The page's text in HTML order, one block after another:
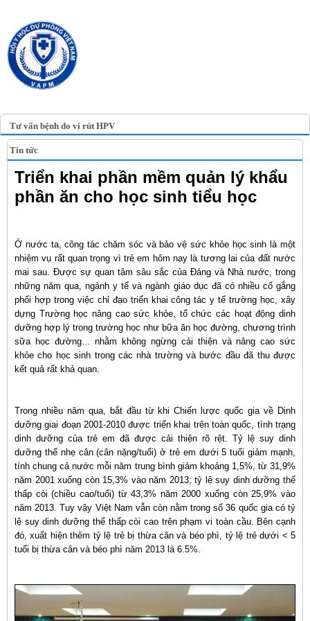
Tư vấn bệnh do vi rút HPV
Tin tức
Triển khai phần mềm quản lý khẩu
phần ăn cho học sinh tiểu học
Ở nước ta, công tác chăm sóc và bảo vệ sức khỏe học sinh là một
nhiệm vụ rất quan trọng vì trẻ em hôm nay là tương lai của đất nước
mai sau. Được sự quan tâm sâu sắc của Đảng và Nhà nước, trong
những năm qua, ngành y tế và ngành giáo dục đã có nhiều cố gắng
phối hợp trong việc chỉ đạo triển khai công tác y tế trường học, xây
dựng Trường học nâng cao sức khỏe, tổ chức các hoạt động dinh
dưỡng hợp lý trong trường học như bữa ăn học đường, chương trình
sữa học đường… nhằm không ngừng cải thiện và nâng cao sức
khỏe cho học sinh trong các nhà trường và bước đầu đã thu được
kết quả rất khả quan.
Trong nhiều năm qua, bắt đầu từ khi Chiến lược quốc gia về Dinh
dưỡng giai đoạn 2001-2010 được triển khai trên toàn quốc, tình trạng
dinh dưỡng của trẻ em đã được cải thiện rõ rệt. Tỷ lệ suy dinh
dưỡng thể nhẹ cân (cân nặng/tuổi) ở trẻ em dưới 5 tuổi giảm mạnh,
tính chung cả nước mỗi năm trung bình giảm khoảng 1,5%, từ 31,9%
năm 2001 xuống còn 15,3% vào năm 2013; tỷ lệ suy dinh dưỡng thể
thấp còi (chiều cao/tuổi) từ 43,3% năm 2000 xuống còn 25,9% vào
năm 2013. Tuy vậy Việt Nam vẫn còn nằm trong số 36 quốc gia có tỷ
lệ suy dinh dưỡng thể thấp còi cao trên phạm vi toàn cầu. Bên cạnh
đó, xuất hiện thêm tỷ lệ trẻ bị thừa cân và béo phì, tỷ lệ trẻ dưới < 5
tuổi bị thừa cân và béo phì năm 2013 là 6.5%.